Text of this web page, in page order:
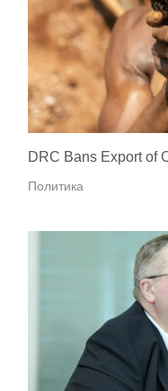
DRC Bans Export of
Политика